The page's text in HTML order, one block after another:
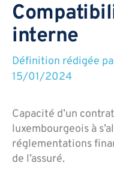
interne
Définition rédigée
15/01/2024
Capacité d’un
luxembourgeois à
réglementations
de l’assuré.